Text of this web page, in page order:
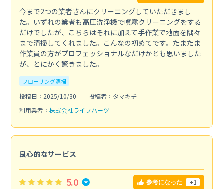
今まで2つの業者さんにクリーニングしていただきまし
た。いずれの業者も高圧洗浄機で噴霧クリーニングをする
だけでしたが、こちらはそれに加えて手作業で地面を隅々
まで清掃してくれました。こんなの初めてです。たまたま
作業員の方がプロフェッショナルなだけかとも思いました
が、とにかく驚きました。
フローリング清掃
投稿日：2025/10/30
投稿者：タマキチ
利用業者： 株式会社ライフハーツ
良心的なサービス
5.0 参考になった +1